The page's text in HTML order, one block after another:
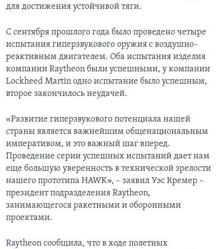
для достижения устойчивой тяги.
С сентября прошлого года было проведено четыре
испытания гиперзвукового оружия с воздушно-
реактивным двигателем. Оба испытания изделия
компании Raytheon были успешными, у компании
Lockheed Martin одно испытание было успешным,
второе закончилось неудачей.
«Развитие гиперзвукового потенциала нашей
страны является важнейшим общенациональным
императивом, и это важный шаг вперед.
Проведение серии успешных испытаний дает нам
еще большую уверенность в технической зрелости
нашего прототипа HAWK», – заявил Уэс Кремер –
президент подразделения Raytheon,
занимающегося ракетными и оборонными
проектами.
Raytheon сообщила, что в ходе полетных